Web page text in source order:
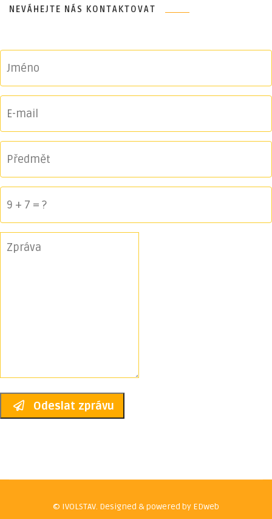
NEVÁHEJTE NÁS KONTAKTOVAT
Odeslat zprávu
© IVOLSTAV. Designed & powered by EDweb